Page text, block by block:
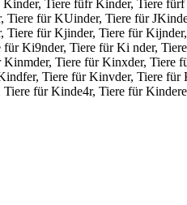
Tiere füfr Kinder, Tiere
für KUinder, Tiere für
für Kjinder, Tiere für
Ki9nder, Tiere für Ki nder,
Tiere für Kinxder,
Tiere für Kinvder, Tiere
für Kinde4r, Tiere für